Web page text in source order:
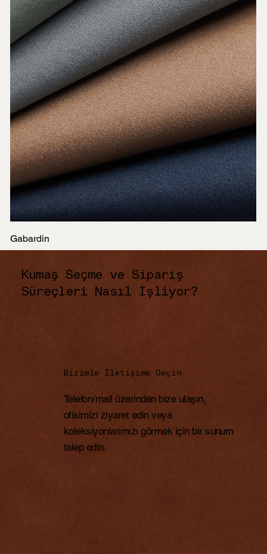
Gabardin
Kumaş Seçme ve Sipariş
Süreçleri Nasıl İşliyor?
Bizimle İletişime Geçin
Telefon/mail üzerinden bize ulaşın,
ofisimizi ziyaret edin veya
koleksiyonlarımızı görmek için bir sunum
talep edin.